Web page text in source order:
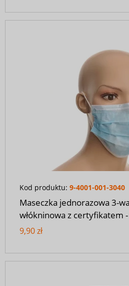
Kod produktu: 9-4001-001-3040
Maseczka jednorazowa 3-
włókninowa z certyfikatem
9,90 zł